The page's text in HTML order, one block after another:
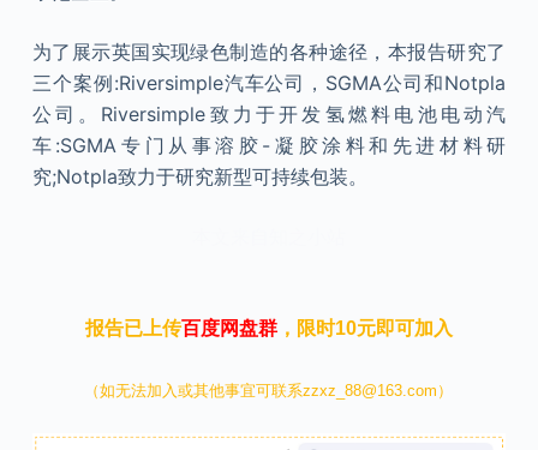
为了展示英国实现绿色制造的各种途径，本报告研究了
三个案例:Riversimple汽车公司，SGMA公司和Notpla
公司。Riversimple致力于开发氢燃料电池电动汽
车:SGMA专门从事溶胶-凝胶涂料和先进材料研
究;Notpla致力于研究新型可持续包装。
报告已上传百度网盘群，限时10元即可加入
（如无法加入或其他事宜可联系zzxz_88@163.com）